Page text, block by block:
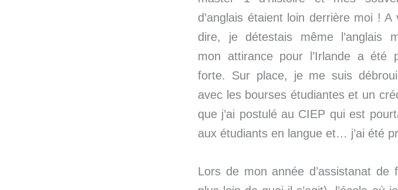
d’anglais étaient loin derrière moi ! A
dire, je détestais même l’anglais
mon attirance pour l’Irlande a été
forte. Sur place, je me suis
avec les bourses étudiantes et un
que j’ai postulé au CIEP qui est
aux étudiants en langue et… j’ai été
Lors de mon année d’assistanat